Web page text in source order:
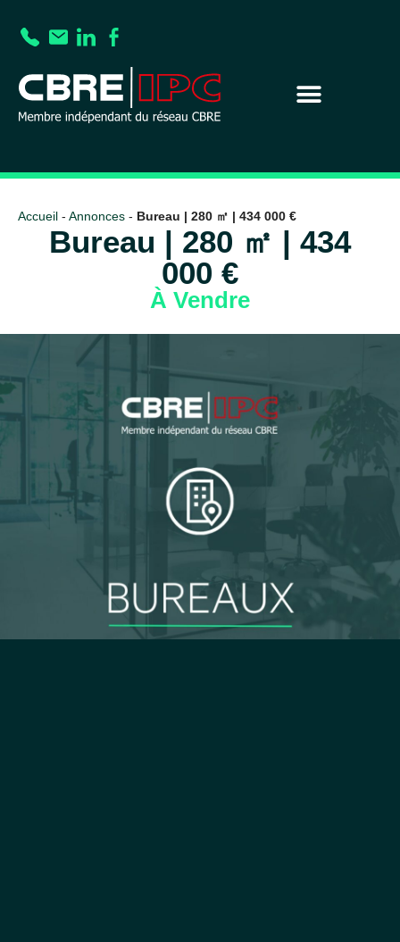
Accueil - Annonces - Bureau | 280 ㎡ | 434 000 €
Bureau | 280 ㎡ | 434
000 €
À Vendre